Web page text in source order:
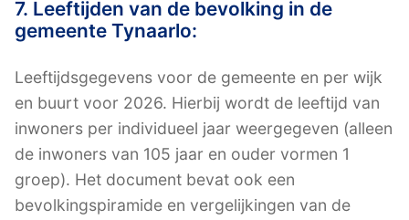
7. Leeftijden van de bevolking in de
gemeente Tynaarlo:
Leeftijdsgegevens voor de gemeente en per wijk
en buurt voor 2026. Hierbij wordt de leeftijd van
inwoners per individueel jaar weergegeven (alleen
de inwoners van 105 jaar en ouder vormen 1
groep). Het document bevat ook een
bevolkingspiramide en vergelijkingen van de